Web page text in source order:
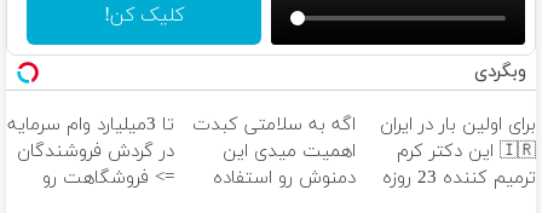
کلیک کن!
وبگردی
برای اولین بار در ایران
🇮🇷 این دکتر کرم
ترمیم کننده 23 روزه
اگه به سلامتی کبدت
اهمیت میدی این
دمنوش رو استفاده
تا 3میلیارد وام سرمایه
در گردش فروشندگان
=> فروشگاهت رو